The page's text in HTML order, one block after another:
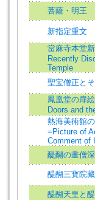
菩薩・明王
新指定重文
當麻寺本堂
Recently
Temple
聖宝僧正と
鳳凰堂の扉
Doors and
熱海美術館
=Picture of
Comment of
醍醐の畫僧
醍醐三寳院
醍醐天皇と